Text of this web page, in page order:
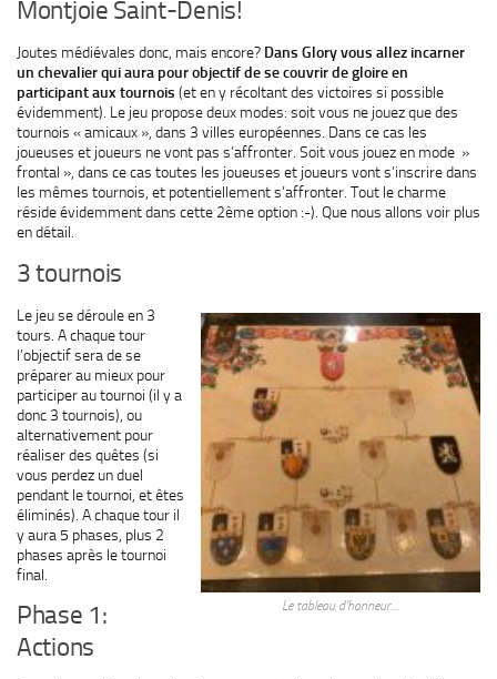
Montjoie Saint-Denis!
Joutes médiévales donc, mais encore? Dans Glory vous allez incarner
un chevalier qui aura pour objectif de se couvrir de gloire en
participant aux tournois (et en y récoltant des victoires si possible
évidemment). Le jeu propose deux modes: soit vous ne jouez que des
tournois « amicaux », dans 3 villes européennes. Dans ce cas les
joueuses et joueurs ne vont pas s’affronter. Soit vous jouez en mode »
frontal », dans ce cas toutes les joueuses et joueurs vont s’inscrire dans
les mêmes tournois, et potentiellement s’affronter. Tout le charme
réside évidemment dans cette 2ème option :-). Que nous allons voir plus
en détail.
3 tournois
Le tableau d’honneur…
Le jeu se déroule en 3
tours. A chaque tour
l’objectif sera de se
préparer au mieux pour
participer au tournoi (il y a
donc 3 tournois), ou
alternativement pour
réaliser des quêtes (si
vous perdez un duel
pendant le tournoi, et êtes
éliminés). A chaque tour il
y aura 5 phases, plus 2
phases après le tournoi
final.
Phase 1:
Actions